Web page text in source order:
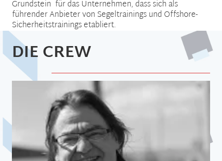
Grundstein für das Unternehmen, dass sich als
führender Anbieter von Segeltrainings und Offshore-
Sicherheitstrainings etabliert.
DIE CREW